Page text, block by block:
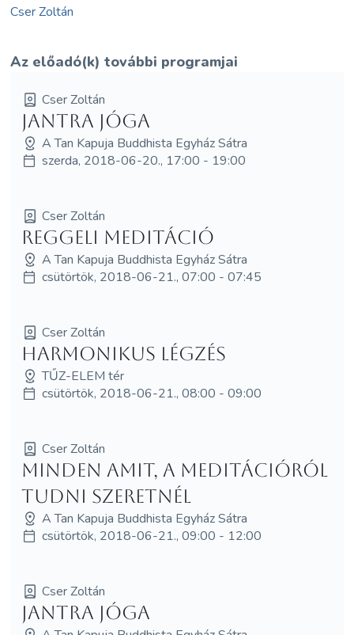
Cser Zoltán
Az előadó(k) további programjai
Cser Zoltán
Jantra jóga
A Tan Kapuja Buddhista Egyház Sátra
szerda, 2018-06-20., 17:00 - 19:00
Cser Zoltán
Reggeli meditáció
A Tan Kapuja Buddhista Egyház Sátra
csütörtök, 2018-06-21., 07:00 - 07:45
Cser Zoltán
Harmonikus légzés
TŰZ-ELEM tér
csütörtök, 2018-06-21., 08:00 - 09:00
Cser Zoltán
Minden amit, a meditációról
tudni szeretnél
A Tan Kapuja Buddhista Egyház Sátra
csütörtök, 2018-06-21., 09:00 - 12:00
Cser Zoltán
Jantra jóga